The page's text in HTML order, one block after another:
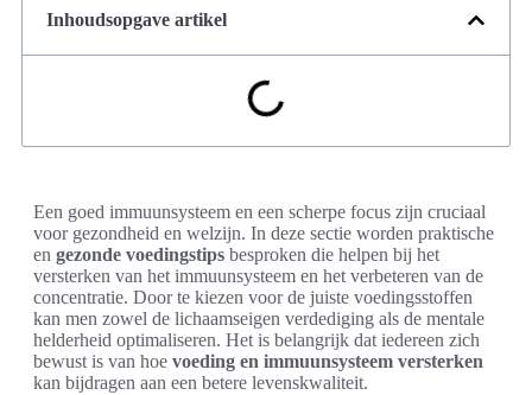
Inhoudsopgave artikel
Een goed immuunsysteem en een scherpe focus zijn cruciaal
voor gezondheid en welzijn. In deze sectie worden praktische
en gezonde voedingstips besproken die helpen bij het
versterken van het immuunsysteem en het verbeteren van de
concentratie. Door te kiezen voor de juiste voedingsstoffen
kan men zowel de lichaamseigen verdediging als de mentale
helderheid optimaliseren. Het is belangrijk dat iedereen zich
bewust is van hoe voeding en immuunsysteem versterken
kan bijdragen aan een betere levenskwaliteit.